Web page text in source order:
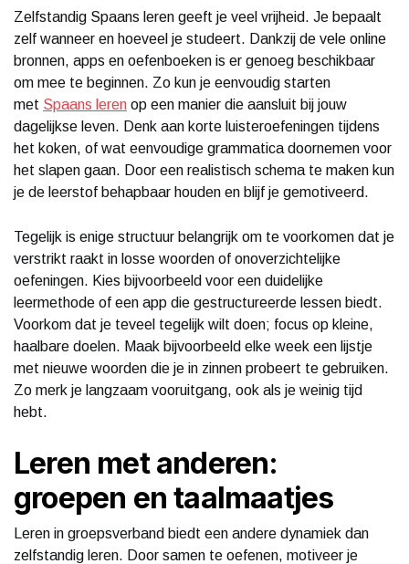
Zelfstandig Spaans leren geeft je veel vrijheid. Je bepaalt
zelf wanneer en hoeveel je studeert. Dankzij de vele online
bronnen, apps en oefenboeken is er genoeg beschikbaar
om mee te beginnen. Zo kun je eenvoudig starten
met Spaans leren op een manier die aansluit bij jouw
dagelijkse leven. Denk aan korte luisteroefeningen tijdens
het koken, of wat eenvoudige grammatica doornemen voor
het slapen gaan. Door een realistisch schema te maken kun
je de leerstof behapbaar houden en blijf je gemotiveerd.
Tegelijk is enige structuur belangrijk om te voorkomen dat je
verstrikt raakt in losse woorden of onoverzichtelijke
oefeningen. Kies bijvoorbeeld voor een duidelijke
leermethode of een app die gestructureerde lessen biedt.
Voorkom dat je teveel tegelijk wilt doen; focus op kleine,
haalbare doelen. Maak bijvoorbeeld elke week een lijstje
met nieuwe woorden die je in zinnen probeert te gebruiken.
Zo merk je langzaam vooruitgang, ook als je weinig tijd
hebt.
Leren met anderen:
groepen en taalmaatjes
Leren in groepsverband biedt een andere dynamiek dan
zelfstandig leren. Door samen te oefenen, motiveer je